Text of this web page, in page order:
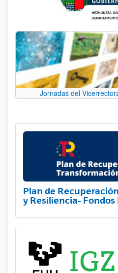
Jornadas del
Plan de
y Resiliencia- Fondos